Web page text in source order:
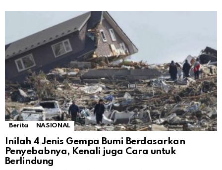
Berita NASIONAL
Inilah 4 Jenis Gempa Bumi Berdasarkan
Penyebabnya, Kenali juga Cara untuk
Berlindung